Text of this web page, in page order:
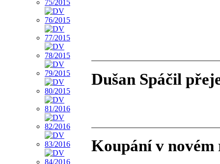
Dušan Spáčil
Koupání v novém